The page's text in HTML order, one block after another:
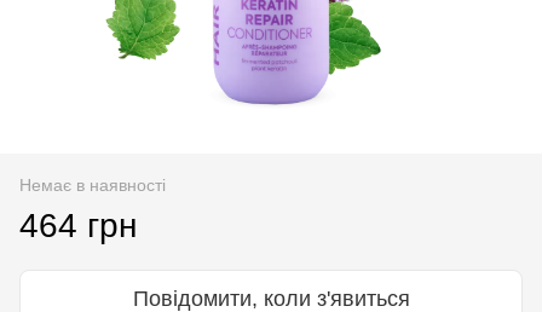
Немає в наявності
464 грн
Повідомити, коли з'явиться